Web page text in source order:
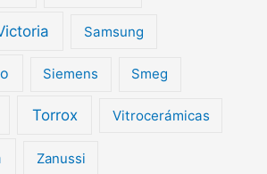
Samsung
Siemens Smeg
Torrox Vitrocerámicas
Zanussi